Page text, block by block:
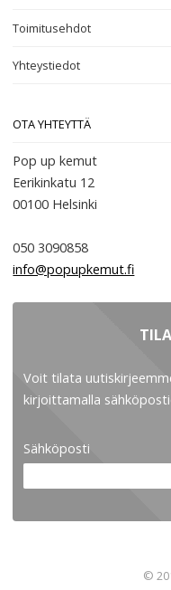
Toimitusehdot
Yhteystiedot
OTA YHTEYTTÄ
Pop up kemut
Eerikinkatu 12
00100 Helsinki
050 3090858
info@popupkemut.fi
Voit tilata
kirjoittamalla
Sähköposti
©